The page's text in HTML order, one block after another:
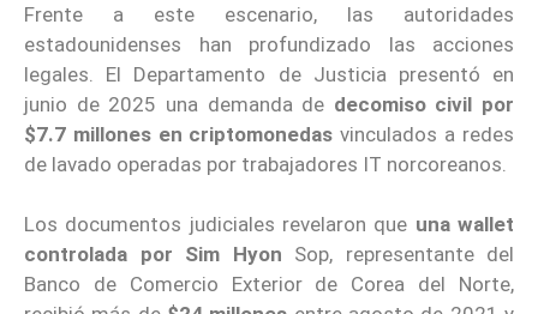
Frente a este escenario, las autoridades
estadounidenses han profundizado las acciones
legales. El Departamento de Justicia presentó en
junio de 2025 una demanda de decomiso civil por
$7.7 millones en criptomonedas vinculados a redes
de lavado operadas por trabajadores IT norcoreanos.
Los documentos judiciales revelaron que una wallet
controlada por Sim Hyon Sop, representante del
Banco de Comercio Exterior de Corea del Norte,